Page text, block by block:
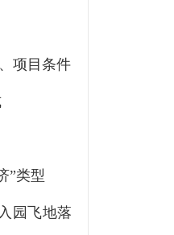
项目条件
”类型
园飞地落